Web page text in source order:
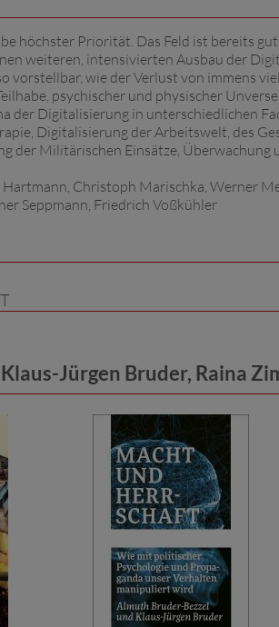
höchster Priorität. Das Feld ist bereits
weiteren, intensivierten Ausbau der
vorstellbar, wie der Verlust von immens
psychischer und physischer
der Digitalisierung in unterschiedlichen
Digitalisierung der Arbeitswelt, des
der Militärischen Einsätze,
Christoph Marischka, Werner
Seppmann, Friedrich Voßkühler
Jürgen Bruder, Raina